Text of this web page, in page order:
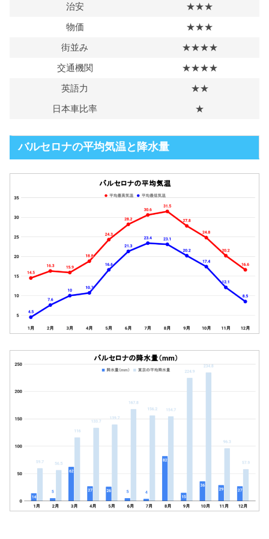
治安
★★★
物価
★★★
街並み
★★★★
交通機関
★★★★
英語力
★★
日本車比率
★
バルセロナの平均気温と降水量